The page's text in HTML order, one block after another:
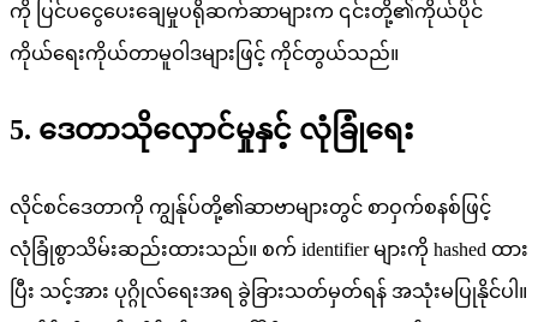
ကို ပြင်ပငွေပေးချေမှုပရိုဆက်ဆာများက ၎င်းတို့၏ကိုယ်ပိုင်
ကိုယ်ရေးကိုယ်တာမူဝါဒများဖြင့် ကိုင်တွယ်သည်။
5. ဒေတာသိုလှောင်မှုနှင့် လုံခြုံရေး
လိုင်စင်ဒေတာကို ကျွန်ုပ်တို့၏ဆာဗာများတွင် စာဝှက်စနစ်ဖြင့်
လုံခြုံစွာသိမ်းဆည်းထားသည်။ စက် identifier များကို hashed ထား
ပြီး သင့်အား ပုဂ္ဂိုလ်ရေးအရ ခွဲခြားသတ်မှတ်ရန် အသုံးမပြုနိုင်ပါ။